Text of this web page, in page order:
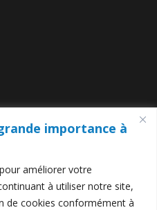
importance à
améliorer votre
à utiliser notre site,
de cookies conformément à